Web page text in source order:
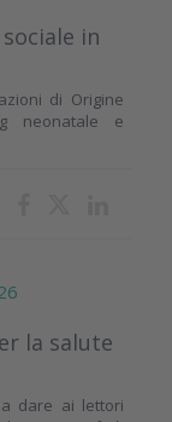
in
di Origine
neonatale e
la salute
dare ai lettori